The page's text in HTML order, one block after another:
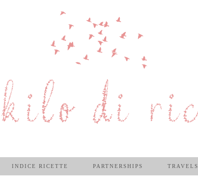
INDICE RICETTE PARTNERSHIPS TRAVELS